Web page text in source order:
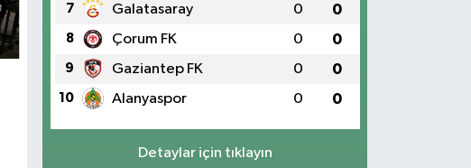
7 Galatasaray 0 0
8 Çorum FK 0 0
9 Gaziantep FK 0 0
10 Alanyaspor 0 0
Detaylar için tıklayın